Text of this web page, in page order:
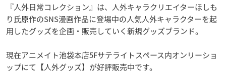
『人外日常コレクション』は、人外キャラクリエイターほしも
り氏原作のSNS漫画作品に登場中の人気人外キャラクターを起
用したグッズを企画・販売していく新規グッズブランド。
現在アニメイト池袋本店5Fサテライトスペース内オンリーショ
ップにて【人外グッズ】が好評販売中です。